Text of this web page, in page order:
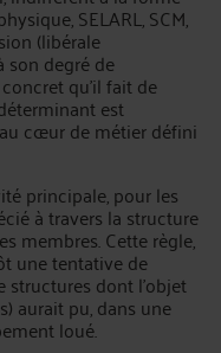
SELARL, SCM,
(libérale
son degré de
qu’il fait de
est
cœur de métier défini
principale, pour les
à travers la structure
membres. Cette règle,
une tentative de
dont l’objet
aurait pu, dans une
loué.